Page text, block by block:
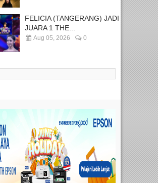
FELICIA (TANGERANG) JADI
JUARA 1 THE...
Aug 05, 2026 0